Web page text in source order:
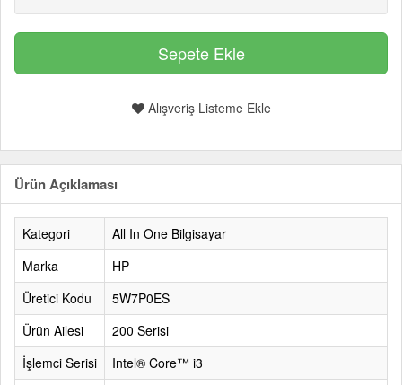
Alışveriş Listeme Ekle
Ürün Açıklaması
Kategori
All In One Bilgisayar
Marka
HP
Üretici Kodu
5W7P0ES
Ürün Ailesi
200 Serisi
İşlemci Serisi
Intel® Core™ i3